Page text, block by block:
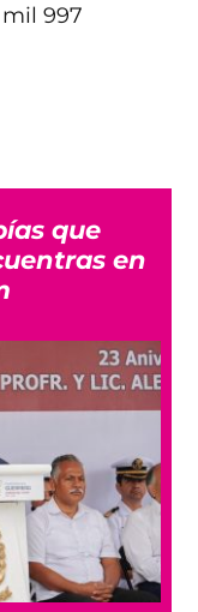
mil 997
que
en